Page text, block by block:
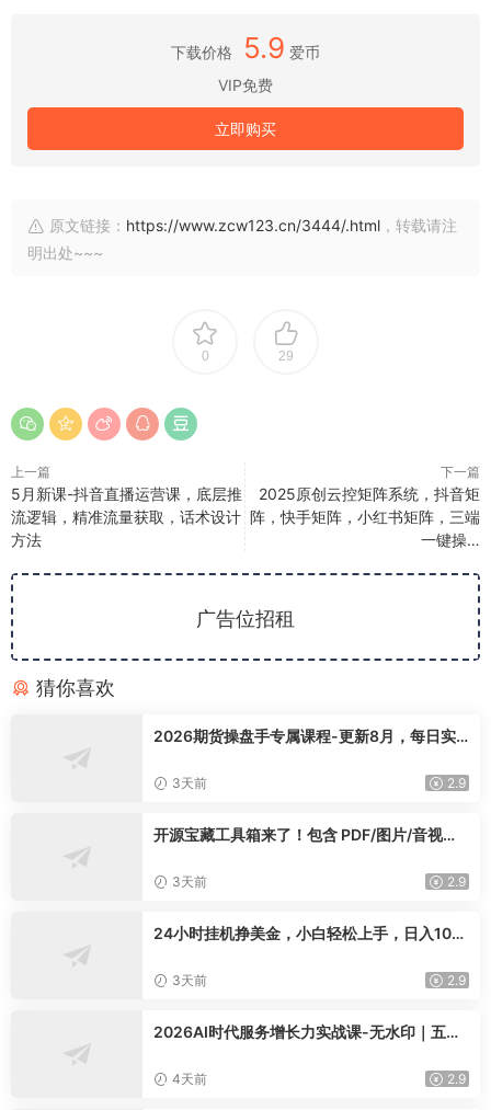
下载价格 5.9 爱币
VIP免费
立即购买
原文链接： https://www.zcw123.cn/3444/.html ，转载请注
明出处~~~
0 29
上一篇
5月新课-抖音直播运营课，底层推
流逻辑，精准流量获取，话术设计
方法
下一篇
2025原创云控矩阵系统，抖音矩
阵，快手矩阵，小红书矩阵，三端
一键操…
广告位招租
猜你喜欢
2026期货操盘手专属课程-更新8月，每日实
3天前 2.9
开源宝藏工具箱来了！包含 PDF/图片/音视频/
knit-desktop
3天前 2.9
24小时挂机挣美金，小白轻松上手，日入100
3天前 2.9
2026AI时代服务增长力实战课-无水印｜五力
卷实现长效业绩增长
4天前 2.9